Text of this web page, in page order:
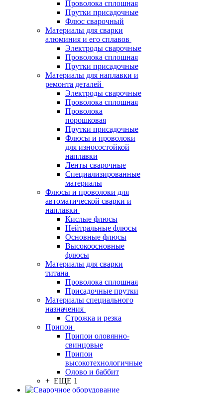
Проволока сплошная
Прутки присадочные
Флюс сварочный
Материалы для сварки
алюминия и его сплавов
Электроды сварочные
Проволока сплошная
Прутки присадочные
Материалы для наплавки и
ремонта деталей
Электроды сварочные
Проволока сплошная
Проволока
порошковая
Прутки присадочные
Флюсы и проволоки
для износостойкой
наплавки
Ленты сварочные
Специализированные
материалы
Флюсы и проволоки для
автоматической сварки и
наплавки
Кислые флюсы
Нейтральные флюсы
Основные флюсы
Высокоосновные
флюсы
Материалы для сварки
титана
Проволока сплошная
Присадочные прутки
Материалы специального
назначения
Строжка и резка
Припои
Припои оловянно-
свинцовые
Припои
высокотехнологичные
Олово и баббит
+ ЕЩЕ 1